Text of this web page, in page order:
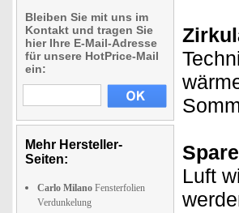
Bleiben Sie mit uns im
Kontakt und tragen Sie
hier Ihre E-Mail-Adresse
für unsere HotPrice-Mail
ein:
Mehr Hersteller-
Seiten:
Carlo Milano Fensterfolien
Verdunkelung
Luft